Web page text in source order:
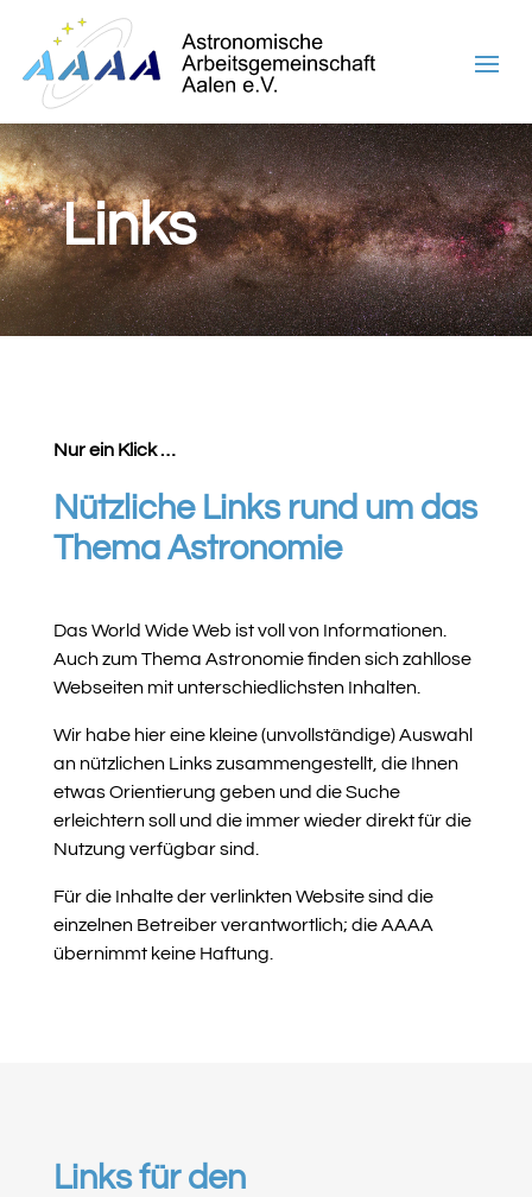
Links
Nur ein Klick …
Nützliche Links rund um das
Thema Astronomie
Das World Wide Web ist voll von Informationen.
Auch zum Thema Astronomie finden sich zahllose
Webseiten mit unterschiedlichsten Inhalten.
Wir habe hier eine kleine (unvollständige) Auswahl
an nützlichen Links zusammengestellt, die Ihnen
etwas Orientierung geben und die Suche
erleichtern soll und die immer wieder direkt für die
Nutzung verfügbar sind.
Für die Inhalte der verlinkten Website sind die
einzelnen Betreiber verantwortlich; die AAAA
übernimmt keine Haftung.
Links für den